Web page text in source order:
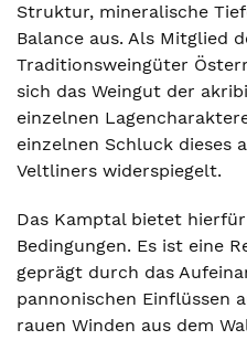
Struktur, mineralische
Balance aus. Als Mitglied
Traditionsweingüter
sich das Weingut der
einzelnen
einzelnen Schluck dieses
Veltliners widerspiegelt.
Das Kamptal bietet
Bedingungen. Es ist eine
geprägt durch das
pannonischen Einflüssen
rauen Winden aus dem